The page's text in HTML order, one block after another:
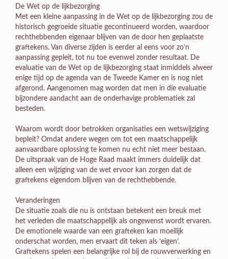
De Wet op de lijkbezorging
Met een kleine aanpassing in de Wet op de lijkbezorging zou de
historisch gegroeide situatie gecontinueerd worden, waardoor
rechthebbenden eigenaar blijven van de door hen geplaatste
graftekens. Van diverse zijden is eerder al eens voor zo’n
aanpassing gepleit, tot nu toe evenwel zonder resultaat. De
evaluatie van de Wet op de lijkbezorging staat inmiddels alweer
enige tijd op de agenda van de Tweede Kamer en is nog niet
afgerond. Aangenomen mag worden dat men in die evaluatie
bijzondere aandacht aan de onderhavige problematiek zal
besteden.
Waarom wordt door betrokken organisaties een wetswijziging
bepleit? Omdat andere wegen om tot een maatschappelijk
aanvaardbare oplossing te komen nu echt niet meer bestaan.
De uitspraak van de Hoge Raad maakt immers duidelijk dat
alleen een wijziging van de wet ervoor kan zorgen dat de
graftekens eigendom blijven van de rechthebbende.
Veranderingen
De situatie zoals die nu is ontstaan betekent een breuk met
het verleden die maatschappelijk als ongewenst wordt ervaren.
De emotionele waarde van een grafteken kan moeilijk
onderschat worden, men ervaart dit teken als ‘eigen’.
Graftekens spelen een belangrijke rol bij de rouwverwerking en